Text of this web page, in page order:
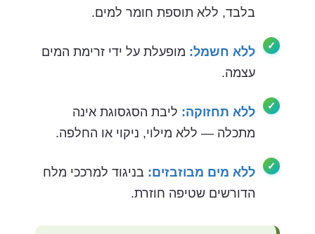
בלבד, ללא תוספת חומר למים.
ללא חשמל: מופעלת על ידי זרימת המים
עצמה.
ללא תחזוקה: ליבת הסגסוגת אינה
מתכלה — ללא מילוי, ניקוי או החלפה.
ללא מים מבוזבזים: בניגוד למרככי מלח
הדורשים שטיפה חוזרת.